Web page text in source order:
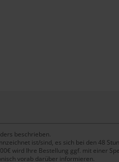
beschrieben.
ist/sind, es sich bei den 48
wird Ihre Bestellung ggf. mit einer
vorab darüber informieren.